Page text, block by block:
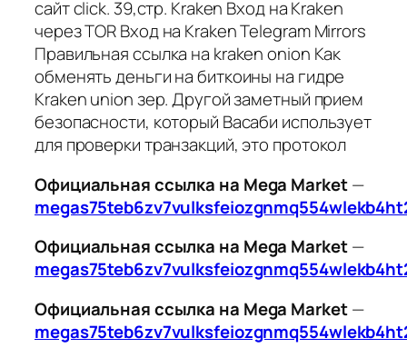
сайт click. 39,стр. Kraken Вход на Kraken
через TOR Вход на Kraken Telegram Mirrors
Правильная ссылка на kraken onion Как
обменять деньги на биткоины на гидре
Kraken union зер. Другой заметный прием
безопасности, который Васаби использует
для проверки транзакций, это протокол
Официальная ссылка на Mega Market—
Официальная ссылка на Mega Market—
Официальная ссылка на Mega Market—